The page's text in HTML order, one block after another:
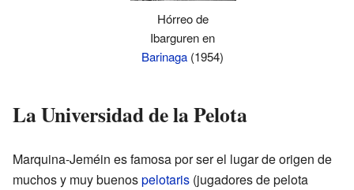
Hórreo de
Ibarguren en
Barinaga (1954)
La Universidad de la Pelota
Marquina-Jeméin es famosa por ser el lugar de origen de
muchos y muy buenospelotaris (jugadores de pelota